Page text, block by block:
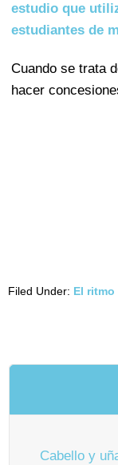
estudio que
estudiantes de
Cuando se trata
hacer
Filed Under: El
Cabello y